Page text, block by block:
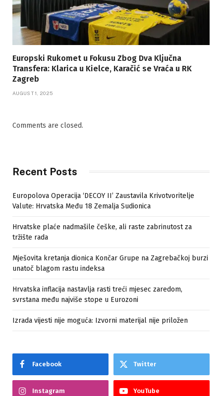
Europski Rukomet u Fokusu Zbog Dva Ključna
Transfera: Klarica u Kielce, Karačić se Vraća u RK
Zagreb
AUGUST 1, 2025
Comments are closed.
Recent Posts
Europolova Operacija ‘DECOY II’ Zaustavila Krivotvoritelje
Valute: Hrvatska Među 18 Zemalja Sudionica
Hrvatske plaće nadmašile češke, ali raste zabrinutost za
tržište rada
Mješovita kretanja dionica Končar Grupe na Zagrebačkoj burzi
unatoč blagom rastu indeksa
Hrvatska inflacija nastavlja rasti treći mjesec zaredom,
svrstana među najviše stope u Eurozoni
Izrada vijesti nije moguća: Izvorni materijal nije priložen
Facebook Twitter
Instagram YouTube